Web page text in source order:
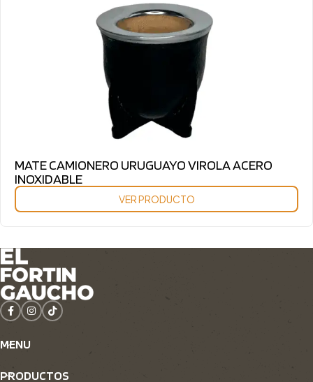
MATE CAMIONERO URUGUAYO VIROLA ACERO
INOXIDABLE
VER PRODUCTO
MENU
PRODUCTOS